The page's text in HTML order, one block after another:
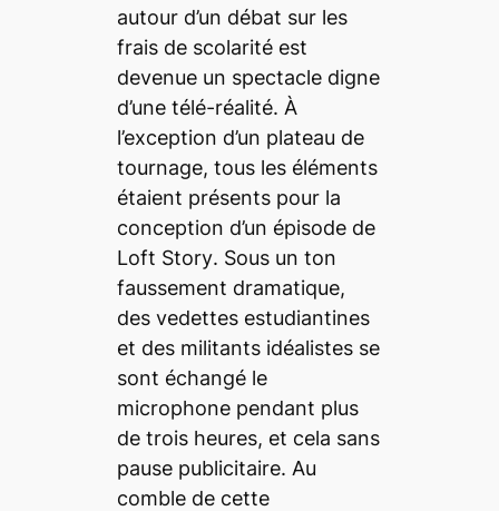
autour d’un débat sur les
frais de scolarité est
devenue un spectacle digne
d’une télé-réalité. À
l’exception d’un plateau de
tournage, tous les éléments
étaient présents pour la
conception d’un épisode de
Loft Story. Sous un ton
faussement dramatique,
des vedettes estudiantines
et des militants idéalistes se
sont échangé le
microphone pendant plus
de trois heures, et cela sans
pause publicitaire. Au
comble de cette